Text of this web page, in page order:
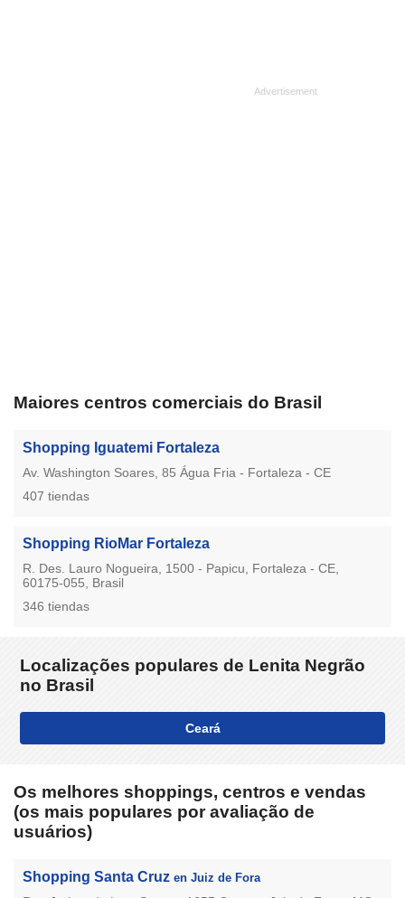
Maiores centros comerciais do Brasil
Shopping Iguatemi Fortaleza
Av. Washington Soares, 85 Água Fria - Fortaleza - CE
407 tiendas
Shopping RioMar Fortaleza
R. Des. Lauro Nogueira, 1500 - Papicu, Fortaleza - CE,
60175-055, Brasil
346 tiendas
Localizações populares de Lenita Negrão
no Brasil
Ceará
Os melhores shoppings, centros e vendas
(os mais populares por avaliação de
usuários)
Shopping Santa Cruz en Juiz de Fora